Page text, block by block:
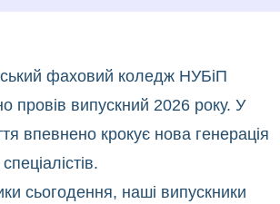
фаховий коледж НУБіП
провів випускний 2026 року. У
впевнено крокує нова генерація
сьогодення, наші випускники